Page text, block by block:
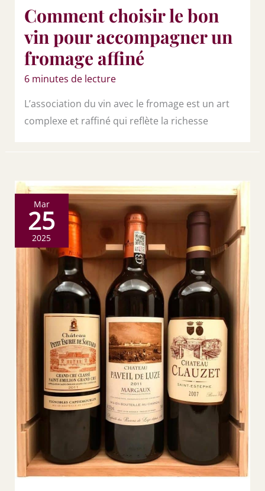
Comment choisir le bon
vin pour accompagner un
fromage affiné
6 minutes de lecture
L’association du vin avec le fromage est un art
complexe et raffiné qui reflète la richesse
Mar
25
2025